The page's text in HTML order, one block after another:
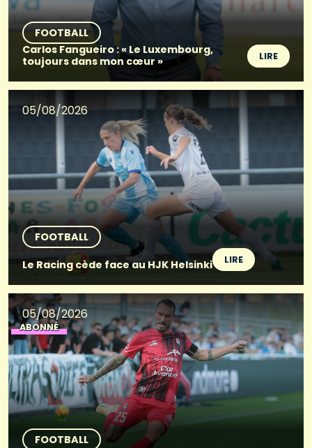
FOOTBALL
Carlos Fangueiro : « Le Luxembourg,
toujours dans mon cœur »
LIRE
05/08/2026
FOOTBALL
Le Racing cède face au HJK Helsinki
LIRE
05/08/2026
ABONNÉ
FOOTBALL